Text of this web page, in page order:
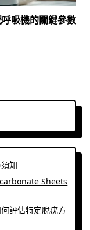
吸機的關鍵參數
知
Sheets
評估特定脫疣方